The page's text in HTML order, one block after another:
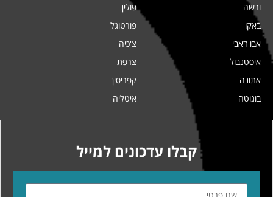
ורשה
באקו
אבו דאבי
איסטנבול
אתונה
בוגוטה
פולין
פורטוגל
צ'כיה
צרפת
קפריסין
איטליה
קבלו עדכונים למייל